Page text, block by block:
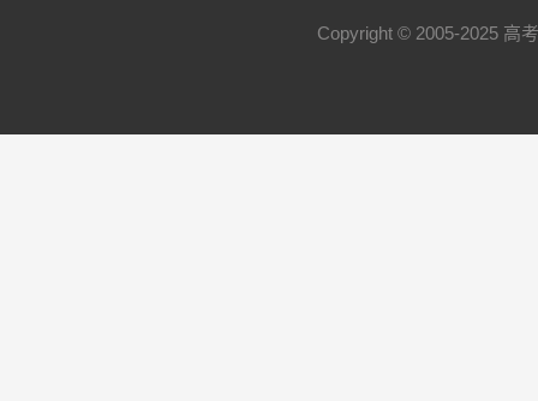
Copyright © 2005-2025 高